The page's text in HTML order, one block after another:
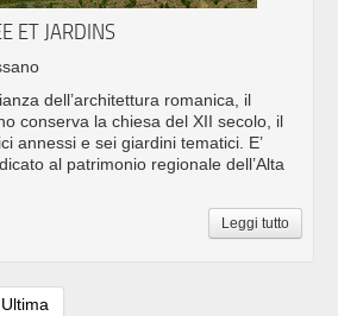
ET JARDINS
dell’architettura romanica, il
conserva la chiesa del XII secolo, il
annessi e sei giardini tematici. E’
al patrimonio regionale dell’Alta
Leggi tutto
Ultima